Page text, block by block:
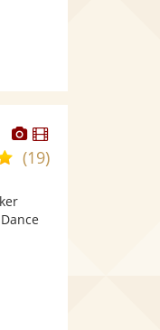
Dieser
Künstler
stellt
Dieser
Künstler
5,0
5
Sternen
(19)